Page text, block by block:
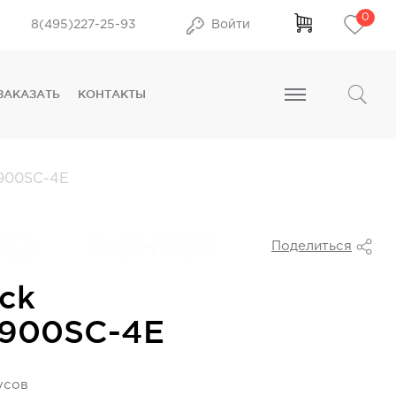
8(495)227-25-93 Войти
0
КОНТАКТЫ
4E
Поделиться
4E